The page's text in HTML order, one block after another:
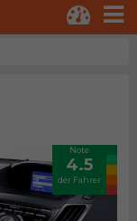
Note
4.5
der Fahrer